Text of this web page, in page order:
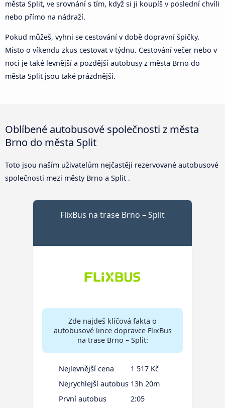
města Split, ve srovnání s tím, když si ji koupíš v poslední chvíli
nebo přímo na nádraží.
Pokud můžeš, vyhni se cestování v době dopravní špičky.
Místo o víkendu zkus cestovat v týdnu. Cestování večer nebo v
noci je také levnější a pozdější autobusy z města Brno do
města Split jsou také prázdnější.
Oblíbené autobusové společnosti z města
Brno do města Split
Toto jsou naším uživatelům nejčastěji rezervované autobusové
společnosti mezi městy Brno a Split .
FlixBus na trase Brno – Split
Zde najdeš klíčová fakta o
autobusové lince dopravce FlixBus
na trase Brno – Split:
Nejlevnější cena
1 517 Kč
Nejrychlejší autobus 13h 20m
První autobus
2:05